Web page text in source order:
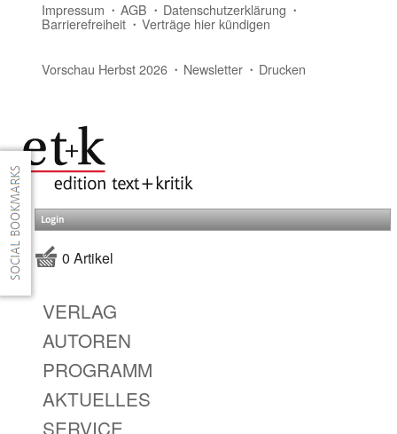
Impressum AGB Datenschutzerklärung
Barrierefreiheit Verträge hier kündigen
Vorschau Herbst 2026 Newsletter Drucken
Login
0 Artikel
VERLAG
AUTOREN
PROGRAMM
AKTUELLES
SERVICE